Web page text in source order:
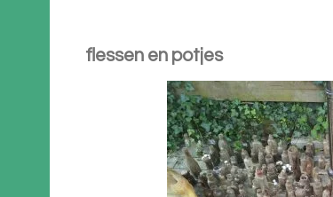
flessen en potjes